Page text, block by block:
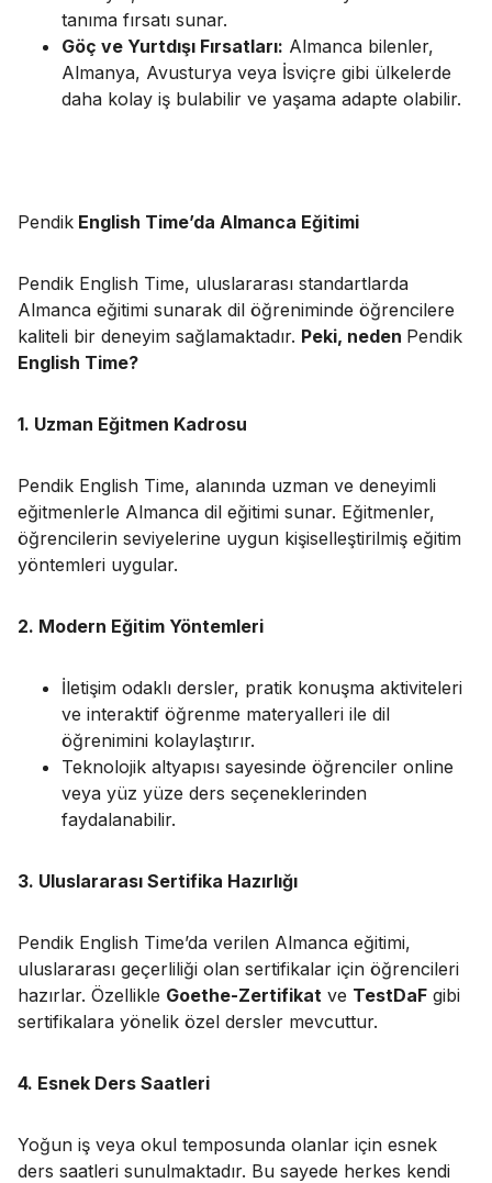
tanıma fırsatı sunar.
Göç ve Yurtdışı Fırsatları: Almanca bilenler,
Almanya, Avusturya veya İsviçre gibi ülkelerde
daha kolay iş bulabilir ve yaşama adapte olabilir.
Pendik English Time’da Almanca Eğitimi
Pendik English Time, uluslararası standartlarda
Almanca eğitimi sunarak dil öğreniminde öğrencilere
kaliteli bir deneyim sağlamaktadır. Peki, neden Pendik
English Time?
1. Uzman Eğitmen Kadrosu
Pendik English Time, alanında uzman ve deneyimli
eğitmenlerle Almanca dil eğitimi sunar. Eğitmenler,
öğrencilerin seviyelerine uygun kişiselleştirilmiş eğitim
yöntemleri uygular.
2. Modern Eğitim Yöntemleri
İletişim odaklı dersler, pratik konuşma aktiviteleri
ve interaktif öğrenme materyalleri ile dil
öğrenimini kolaylaştırır.
Teknolojik altyapısı sayesinde öğrenciler online
veya yüz yüze ders seçeneklerinden
faydalanabilir.
3. Uluslararası Sertifika Hazırlığı
Pendik English Time’da verilen Almanca eğitimi,
uluslararası geçerliliği olan sertifikalar için öğrencileri
hazırlar. Özellikle Goethe-Zertifikat ve TestDaF gibi
sertifikalara yönelik özel dersler mevcuttur.
4. Esnek Ders Saatleri
Yoğun iş veya okul temposunda olanlar için esnek
ders saatleri sunulmaktadır. Bu sayede herkes kendi